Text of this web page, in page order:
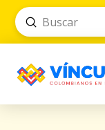
Search
Submit